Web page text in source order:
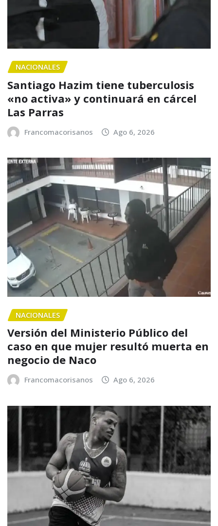
NACIONALES
Santiago Hazim tiene tuberculosis
«no activa» y continuará en cárcel
Las Parras
Francomacorisanos Ago 6, 2026
NACIONALES
Versión del Ministerio Público del
caso en que mujer resultó muerta en
negocio de Naco
Francomacorisanos Ago 6, 2026